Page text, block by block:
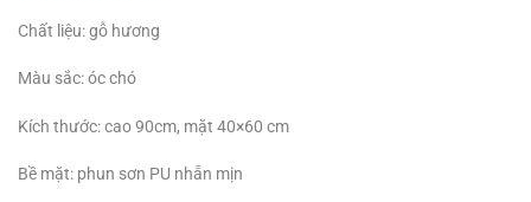
Chất liệu: gỗ hương
Màu sắc: óc chó
Kích thước: cao 90cm, mặt 40×60 cm
Bề mặt: phun sơn PU nhẵn mịn